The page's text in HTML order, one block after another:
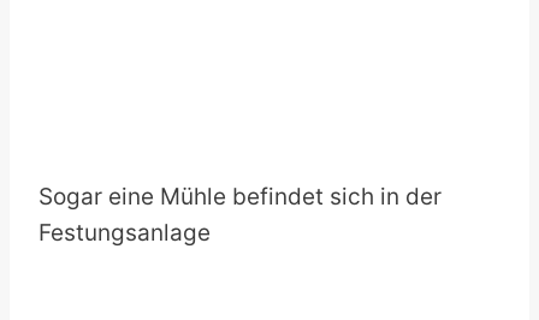
Sogar eine Mühle befindet sich in der
Festungsanlage